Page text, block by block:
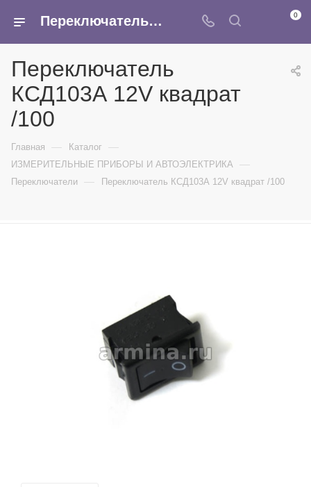
Переключатель КСД103А 12V квадрат /100 - купить в интернет-магазине Армина 0
Переключатель
КСД103А 12V квадрат
/100
Главная — Каталог —
ИЗМЕРИТЕЛЬНЫЕ ПРИБОРЫ И АВТОЭЛЕКТРИКА —
Переключатели — Переключатель КСД103А 12V квадрат /100